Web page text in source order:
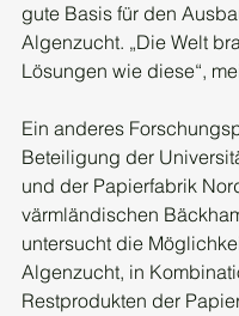
gute Basis für den
Algenzucht. „Die Welt
Lösungen wie diese“,
Ein anderes
Beteiligung der
und der Papierfabrik
värmländischen
untersucht die
Algenzucht, in
Restprodukten der